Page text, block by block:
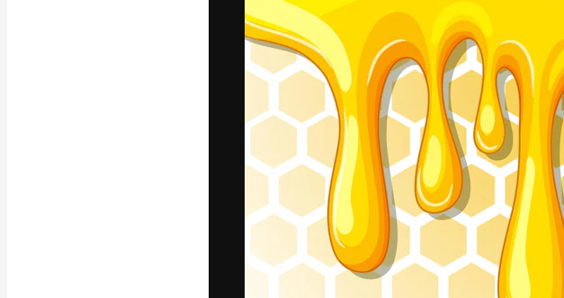
ไอคอน
แบบจำลอง 3 มิติ
แบบอักษร
แพลตฟอร์มสร้างสรรค์เพื่อผลักดันผลงานที่ดี
ที่สุดของคุณ ผู้ใช้งานกว่า 1 ล้านราย
ครอบคลุมทั้งครีเอทีฟ, บริษัท, เอเจนซี และสตูดิ
โอ
ภาษาไทย